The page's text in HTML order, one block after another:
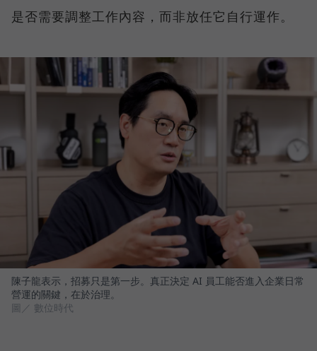
是否需要調整工作內容，而非放任它自行運作。
陳子龍表示，招募只是第一步。真正決定 AI 員工能否進入企業日常
營運的關鍵，在於治理。
圖／ 數位時代